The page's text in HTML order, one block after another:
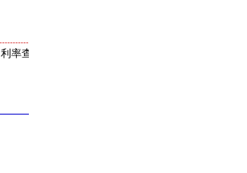
利率查询